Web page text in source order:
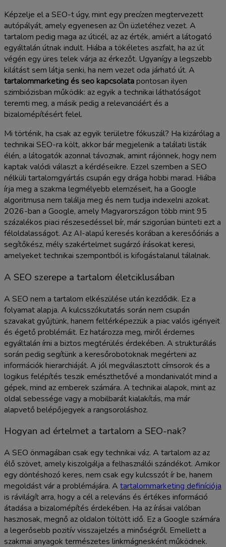
Képzelje el a SEO-t úgy, mint egy precízen megtervezett
autópályát, amely egyenesen az Ön üzletéhez vezet. A
tartalom pedig maga az úticél, az az érték, amiért a látogató
egyáltalán útnak indult. Hiába a tökéletes aszfalt, ha az út
végén egy üres telek várja az érkezőt. Ugyanígy a legszebb
kilátást sem látja senki, ha nem vezet oda járható út. A
tartalommarketing és seo kapcsolatapontosan ilyen
szimbiózisban működik: az egyik a technikai láthatóságot
teremti meg, a másik pedig a relevanciáért és a
bizalomépítésért felel.
Mi történik, ha csak az egyik területre fókuszál? Ha kizárólag a
technikai SEO-ra költ, akkor bár megjelenik a találati listák
élén, a látogatók azonnal távoznak, amint rájönnek, hogy nem
kaptak valódi választ a kérdéseikre. Ezzel szemben a SEO
nélküli tartalomgyártás csupán egy drága hobbi marad. Hiába
írja meg a szakma legmélyebb elemzéseit, ha a Google
algoritmusa nem találja meg és nem tudja indexelni azokat.
2026-ban a Google, amely Magyarországon több mint 95
százalékos piaci részesedéssel bír, már szigorúan bünteti ezt a
féloldalasságot. Az AI-alapú keresés korában a keresőóriás a
segítőkész, mély szakértelmet sugárzó írásokat keresi,
amelyeket technikai szempontból is kifogástalanul tálalnak.
A SEO szerepe a tartalom életciklusában
A SEO nem a tartalom elkészülése után kezdődik. Ez a
folyamat alapja. A kulcsszókutatás során nem csupán
szavakat gyűjtünk, hanem feltérképezzük a piac valós igényeit
és égető problémáit. Ez határozza meg, miről érdemes
egyáltalán írni a biztos megtérülés érdekében. A strukturálás
során pedig segítünk a keresőrobotoknak megérteni az
információk hierarchiáját. A jól megválasztott címsorok és a
logikus felépítés teszik emészthetővé a mondanivalót mind a
gépek, mind az emberek számára. A technikai alapok, mint az
oldal sebessége vagy a mobilbarát kialakítás, ma már
alapvető belépőjegyek a rangsoroláshoz.
Hogyan ad értelmet a tartalom a SEO-nak?
A SEO önmagában csak egy technikai váz. A tartalom az az
élő szövet, amely kiszolgálja a felhasználói szándékot. Amikor
egy döntéshozó keres, nem csak egy kulcsszót ír be, hanem
megoldást vár a problémájára. A tartalommarketing definíciója
is rávilágít arra, hogy a cél a releváns és értékes információ
átadása a bizalomépítés érdekében. Ha az írásai valóban
hasznosak, megnő az oldalon töltött idő. Ez a Google számára
a legerősebb pozitív visszajelzés a minőségről. Emellett a
szakmai anyagok természetes linkmágnesként működnek.